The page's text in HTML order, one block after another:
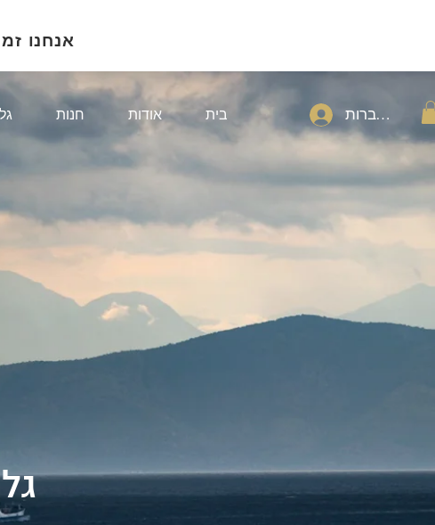
אנחנו
גלריה 1
1 חנות אודות בית להתחברות